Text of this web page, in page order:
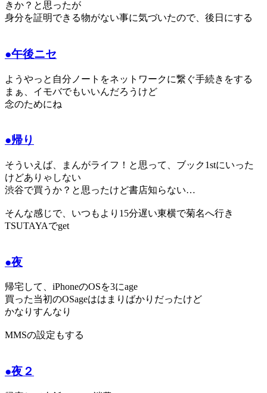
きか？と思ったが
身分を証明できる物がない事に気づいたので、後日にする
●午後ニセ
ようやっと自分ノートをネットワークに繋ぐ手続きをする
まぁ、イモバでもいいんだろうけど
念のためにね
●帰り
そういえば、まんがライフ！と思って、ブック1stにいった
けどありゃしない
渋谷で買うか？と思ったけど書店知らない…
そんな感じで、いつもより15分遅い東横で菊名へ行き
TSUTAYAでget
●夜
帰宅して、iPhoneのOSを3にage
買った当初のOSageははまりばかりだったけど
かなりすんなり
MMSの設定もする
●夜２